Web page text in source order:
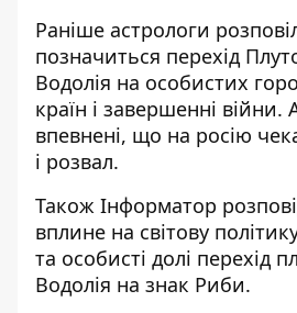
Раніше астрологи
позначиться перехід
Водолія на особистих
країн і завершенні війни.
впевнені, що на росію
і розвал.
Також Інформатор
вплине на світову
та особисті долі перехід
Водолія на знак Риби.